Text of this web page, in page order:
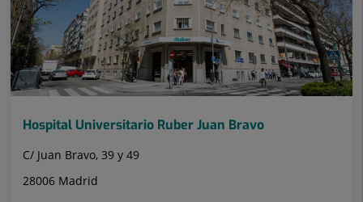
Hospital Universitario Ruber Juan Bravo
C/ Juan Bravo, 39 y 49
28006 Madrid